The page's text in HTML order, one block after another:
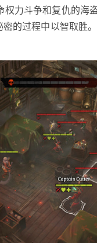
斗争和复仇的海盗
的过程中以智取胜